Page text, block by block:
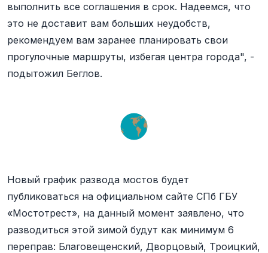
выполнить все соглашения в срок. Надеемся, что
это не доставит вам больших неудобств,
рекомендуем вам заранее планировать свои
прогулочные маршруты, избегая центра города", -
подытожил Беглов.
Новый график развода мостов будет
публиковаться на официальном сайте СПб ГБУ
«Мостотрест», на данный момент заявлено, что
разводиться этой зимой будут как минимум 6
переправ: Благовещенский, Дворцовый, Троицкий,